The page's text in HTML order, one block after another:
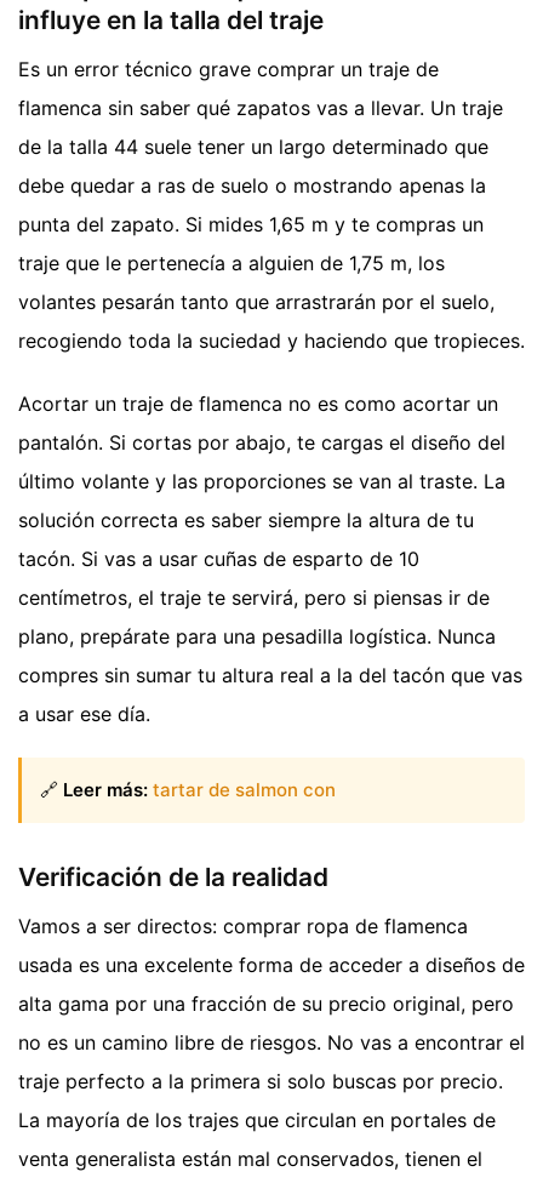
influye en la talla del traje
Es un error técnico grave comprar un traje de
flamenca sin saber qué zapatos vas a llevar. Un traje
de la talla 44 suele tener un largo determinado que
debe quedar a ras de suelo o mostrando apenas la
punta del zapato. Si mides 1,65 m y te compras un
traje que le pertenecía a alguien de 1,75 m, los
volantes pesarán tanto que arrastrarán por el suelo,
recogiendo toda la suciedad y haciendo que tropieces.
Acortar un traje de flamenca no es como acortar un
pantalón. Si cortas por abajo, te cargas el diseño del
último volante y las proporciones se van al traste. La
solución correcta es saber siempre la altura de tu
tacón. Si vas a usar cuñas de esparto de 10
centímetros, el traje te servirá, pero si piensas ir de
plano, prepárate para una pesadilla logística. Nunca
compres sin sumar tu altura real a la del tacón que vas
a usar ese día.
🔗 Leer más: tartar de salmon con
Verificación de la realidad
Vamos a ser directos: comprar ropa de flamenca
usada es una excelente forma de acceder a diseños de
alta gama por una fracción de su precio original, pero
no es un camino libre de riesgos. No vas a encontrar el
traje perfecto a la primera si solo buscas por precio.
La mayoría de los trajes que circulan en portales de
venta generalista están mal conservados, tienen el